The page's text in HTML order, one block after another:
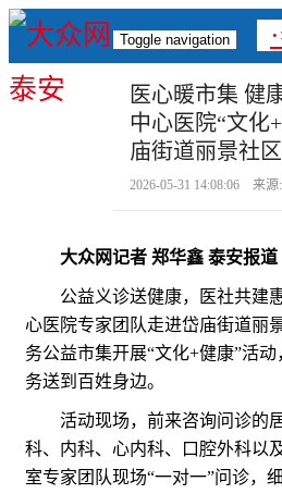
Toggle navigation
医心暖市集
中心医院“文化
庙街道丽景社区
2026-05-31 14:08:06 来
大众网记者 郑华鑫 泰安报道
公益义诊送健康，医社共建惠
心医院专家团队走进岱庙街道丽
务公益市集开展“文化+健康”活
务送到百姓身边。
活动现场，前来咨询问诊的居
科、内科、心内科、口腔外科以
室专家团队现场“一对一”问诊，